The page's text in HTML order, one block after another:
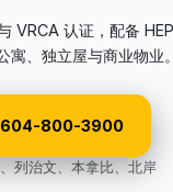
VRCA 认证，配备
寓、独立屋与商业物业。
604-800-3900
列治文、本拿比、北岸